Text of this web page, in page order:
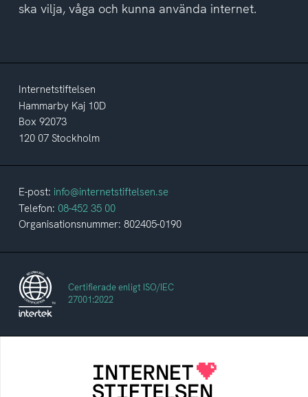
ska vilja, våga och kunna använda internet.
Internetstiftelsen
Hammarby Kaj 10D
Box 92073
120 07 Stockholm
E-post: info@internetstiftelsen.se
Telefon: 08-452 35 00
Organisationsnummer: 802405-0190
Certifierade enligt ISO/IEC
27001:2022
Internetstiftelsen verkar för ett internet som
bidrar positivt till människan och samhället